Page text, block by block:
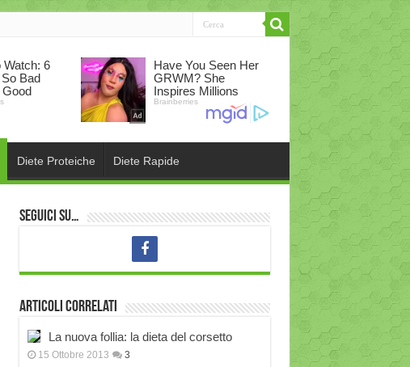
Diete Proteiche Diete Rapide
Seguici su…
Articoli correlati
La nuova follia: la dieta del corsetto
15 Ottobre 2013 3